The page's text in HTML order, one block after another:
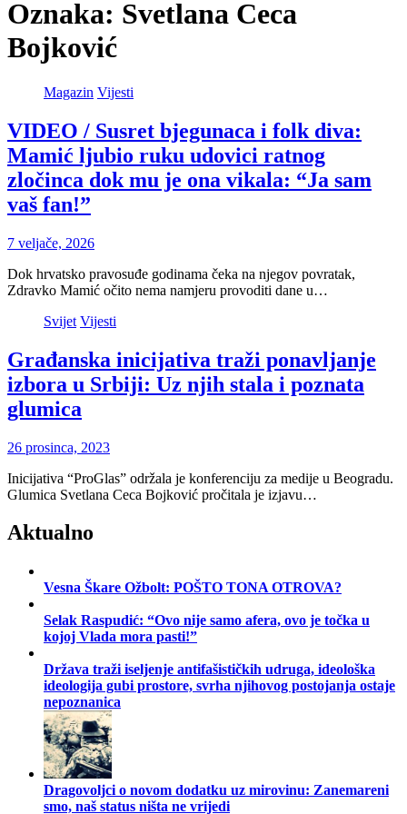
Oznaka: Svetlana Ceca
Bojković
Magazin Vijesti
VIDEO / Susret bjegunaca i folk diva:
Mamić ljubio ruku udovici ratnog
zločinca dok mu je ona vikala: “Ja sam
vaš fan!”
7 veljače, 2026
Dok hrvatsko pravosuđe godinama čeka na njegov povratak,
Zdravko Mamić očito nema namjeru provoditi dane u…
Svijet Vijesti
Građanska inicijativa traži ponavljanje
izbora u Srbiji: Uz njih stala i poznata
glumica
26 prosinca, 2023
Inicijativa “ProGlas” održala je konferenciju za medije u Beogradu.
Glumica Svetlana Ceca Bojković pročitala je izjavu…
Aktualno
Vesna Škare Ožbolt: POŠTO TONA OTROVA?
Selak Raspudić: “Ovo nije samo afera, ovo je točka u
kojoj Vlada mora pasti!”
Država traži iseljenje antifašističkih udruga, ideološka
ideologija gubi prostore, svrha njihovog postojanja ostaje
nepoznanica
Dragovoljci o novom dodatku uz mirovinu: Zanemareni
smo, naš status ništa ne vrijedi